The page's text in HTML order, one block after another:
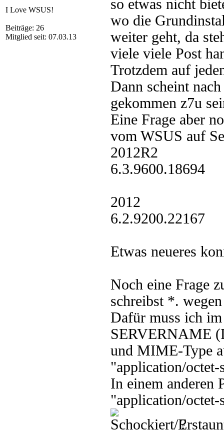
I Love WSUS!
Beiträge: 26
Mitglied seit: 07.03.13
so etwas nicht
wo die
weiter geht, da
viele viele Post
Trotzdem auf
Dann scheint
gekommen z7u
Eine Frage aber
vom WSUS auf
2012R2
6.3.9600.18694
2012
6.2.9200.22167
Etwas neueres
Noch eine Frage
schreibst *.
Dafür muss ich
SERVERNAME
und MIME-Type
"application/octet-
In einem anderen
"application/octet-
?